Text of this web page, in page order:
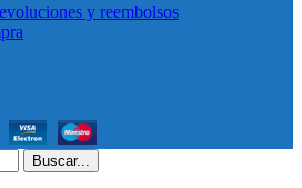
y reembolsos
Buscar...